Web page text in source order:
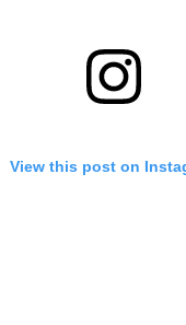
View this post on